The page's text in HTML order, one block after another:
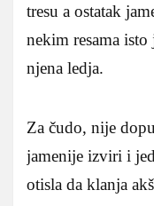
tresu a ostatak
nekim resama
njena ledja.
Za čudo, nije
jamenije izviri i
otisla da klanja